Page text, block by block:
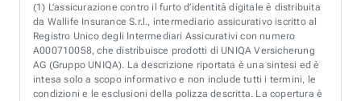
(1) L’assicurazione contro il furto d’identità digitale è distribuita
da Wallife Insurance S.r.l., intermediario assicurativo iscritto al
Registro Unico degli Intermediari Assicurativi con numero
A000710058, che distribuisce prodotti di UNIQA Versicherung
AG (Gruppo UNIQA). La descrizione riportata è una sintesi ed è
intesa solo a scopo informativo e non include tutti i termini, le
condizioni e le esclusioni della polizza descritta. La copertura è